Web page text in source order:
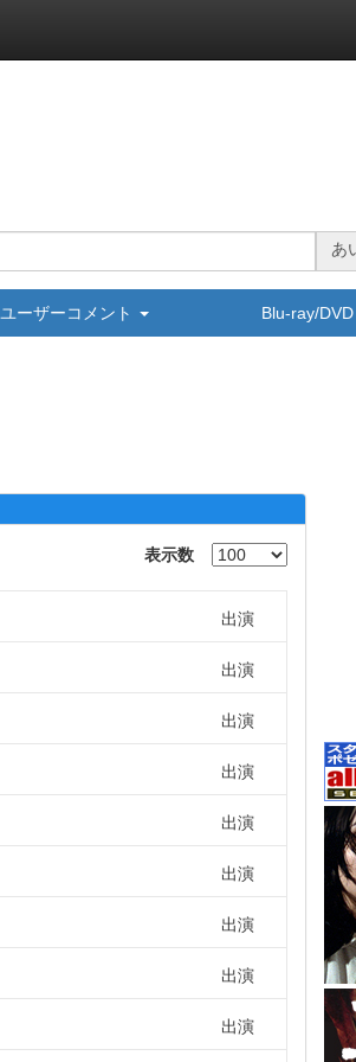
あ
ユーザーコメント Blu-ray/DVD
表示数
出演
出演
出演
出演
出演
出演
出演
出演
出演